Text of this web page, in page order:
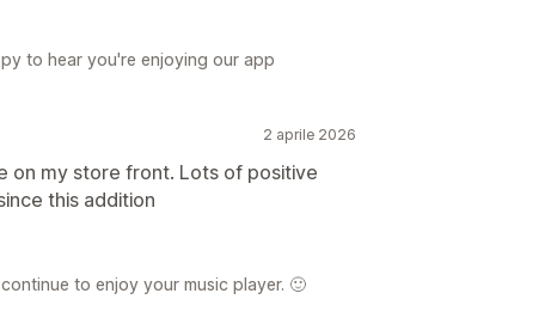
to hear you're enjoying our app
2 aprile 2026
on my store front. Lots of positive
this addition
to enjoy your music player. 🙂